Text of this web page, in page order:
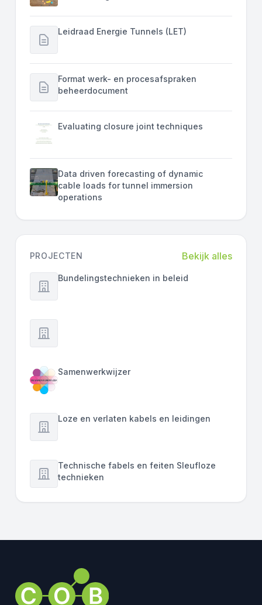
Leidraad Energie Tunnels (LET)
Format werk- en procesafspraken
beheerdocument
Evaluating closure joint techniques
Data driven forecasting of dynamic
cable loads for tunnel immersion
operations
PROJECTEN Bekijk alles
Bundelingstechnieken in beleid
Samenwerkwijzer
Loze en verlaten kabels en leidingen
Technische fabels en feiten Sleufloze
technieken